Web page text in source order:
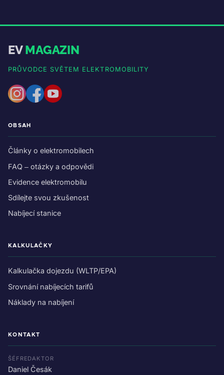
EVMAGAZIN
PRŮVODCE SVĚTEM ELEKTROMOBILITY
OBSAH
Články o elektromobilech
FAQ – otázky a odpovědi
Evidence elektromobilu
Sdílejte svou zkušenost
Nabíjecí stanice
KALKULAČKY
Kalkulačka dojezdu (WLTP/EPA)
Srovnání nabíjecích tarifů
Náklady na nabíjení
KONTAKT
ŠÉFREDAKTOR
Daniel Česák